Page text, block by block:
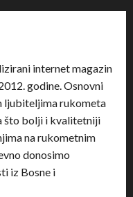
internet magazin
godine. Osnovni
ljubiteljima rukometa
što bolji i kvalitetniji
na rukometnim
donosimo
iz Bosne i